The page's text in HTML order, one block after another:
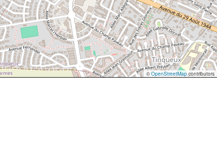
©OpenStreetMapcontributors